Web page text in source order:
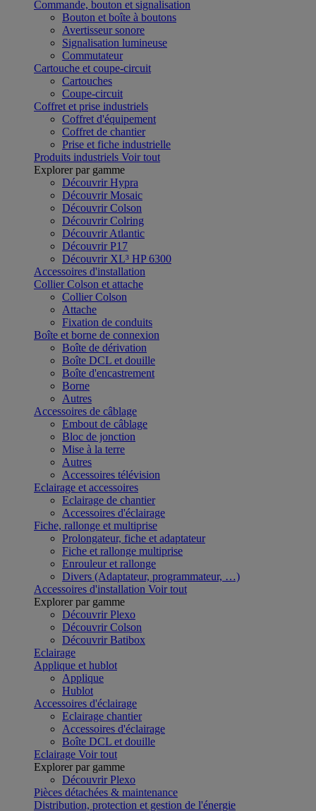
Commande, bouton et signalisation
Bouton et boîte à boutons
Avertisseur sonore
Signalisation lumineuse
Commutateur
Cartouche et coupe-circuit
Cartouches
Coupe-circuit
Coffret et prise industriels
Coffret d'équipement
Coffret de chantier
Prise et fiche industrielle
Produits industriels Voir tout
Explorer par gamme
Découvrir Hypra
Découvrir Mosaic
Découvrir Colson
Découvrir Colring
Découvrir Atlantic
Découvrir P17
Découvrir XL³ HP 6300
Accessoires d'installation
Collier Colson et attache
Collier Colson
Attache
Fixation de conduits
Boîte et borne de connexion
Boîte de dérivation
Boîte DCL et douille
Boîte d'encastrement
Borne
Autres
Accessoires de câblage
Embout de câblage
Bloc de jonction
Mise à la terre
Autres
Accessoires télévision
Eclairage et accessoires
Eclairage de chantier
Accessoires d'éclairage
Fiche, rallonge et multiprise
Prolongateur, fiche et adaptateur
Fiche et rallonge multiprise
Enrouleur et rallonge
Divers (Adaptateur, programmateur, …)
Accessoires d'installation Voir tout
Explorer par gamme
Découvrir Plexo
Découvrir Colson
Découvrir Batibox
Eclairage
Applique et hublot
Applique
Hublot
Accessoires d'éclairage
Eclairage chantier
Accessoires d'éclairage
Boîte DCL et douille
Eclairage Voir tout
Explorer par gamme
Découvrir Plexo
Pièces détachées & maintenance
Distribution, protection et gestion de l'énergie